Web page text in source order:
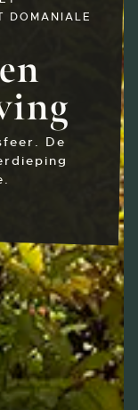
DOMANIALE
De